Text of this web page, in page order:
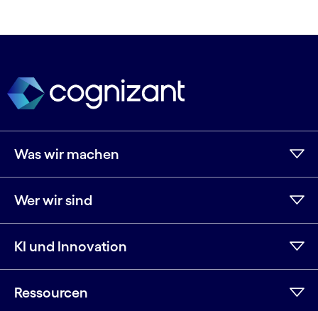
Was wir machen
Wer wir sind
KI und Innovation
Ressourcen